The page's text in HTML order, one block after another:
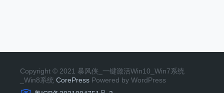
Copyright © 2021 暴风侠_一键激活Win10_Win7系统
_Win8系统 CorePress Powered by WordPress